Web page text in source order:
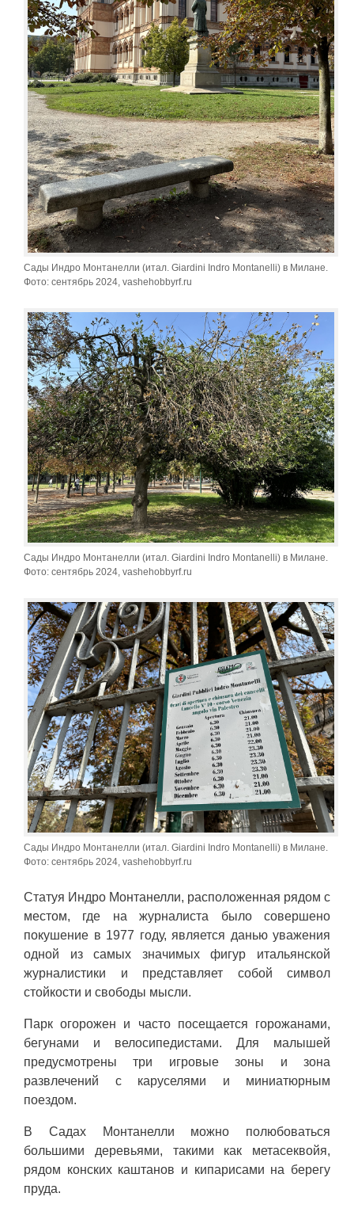
Сады Индро Монтанелли (итал. Giardini Indro Montanelli) в Милане.
Фото: сентябрь 2024, vashehobbyrf.ru
Сады Индро Монтанелли (итал. Giardini Indro Montanelli) в Милане.
Фото: сентябрь 2024, vashehobbyrf.ru
Сады Индро Монтанелли (итал. Giardini Indro Montanelli) в Милане.
Фото: сентябрь 2024, vashehobbyrf.ru
Статуя Индро Монтанелли, расположенная рядом с
местом, где на журналиста было совершено
покушение в 1977 году, является данью уважения
одной из самых значимых фигур итальянской
журналистики и представляет собой символ
стойкости и свободы мысли.
Парк огорожен и часто посещается горожанами,
бегунами и велосипедистами. Для малышей
предусмотрены три игровые зоны и зона
развлечений с каруселями и миниатюрным
поездом.
В Садах Монтанелли можно полюбоваться
большими деревьями, такими как метасеквойя,
рядом конских каштанов и кипарисами на берегу
пруда.